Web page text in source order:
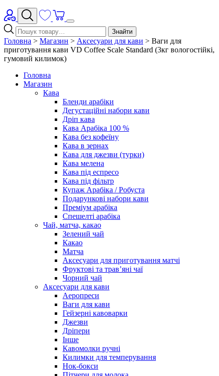
Знайти
Головна > Магазин > Аксесуари для кави > Ваги для
приготування кави VD Coffee Scale Standard (3кг вологостійкі,
гумовий килимок)
Головна
Магазин
Кава
Бленди арабіки
Дегустаційні набори кави
Дріп кава
Кава Арабіка 100 %
Кава без кофеїну
Кава в зернах
Кава для джезви (турки)
Кава мелена
Кава під еспресо
Кава під фільтр
Купаж Арабіка / Робуста
Подарункові набори кави
Преміум арабіка
Спешелті арабіка
Чай, матча, какао
Зелений чай
Какао
Матча
Аксесуари для приготування матчі
Фруктові та трав’яні чаї
Чорний чай
Аксесуари для кави
Аеропреси
Ваги для кави
Гейзерні кавоварки
Джезви
Дріпери
Інше
Кавомолки ручні
Килимки для темперування
Нок-бокси